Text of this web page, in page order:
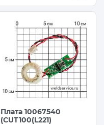
Плата 10067540
(CUT100(L221)